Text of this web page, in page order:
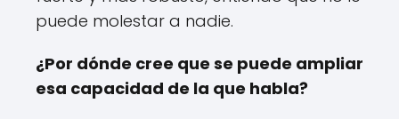
puede molestar a nadie.
¿Por dónde cree que se puede ampliar
esa capacidad de la que habla?